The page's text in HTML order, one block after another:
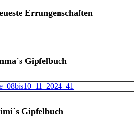
Errungenschaften
Gipfelbuch
Gipfelbuch